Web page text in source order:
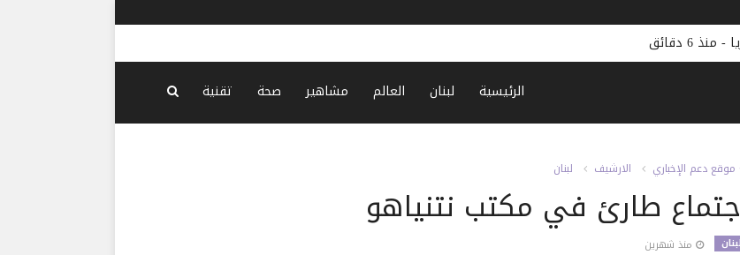
- منذ 6 دقائق
الرئيسية لبنان العالم مشاهير صحة تقنية
موقع دعم الإخباري الارشيف لبنان
طارئ في مكتب نتنياهو
لبنان منذ شهرين